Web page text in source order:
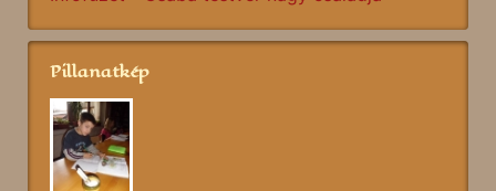
Pillanatkép